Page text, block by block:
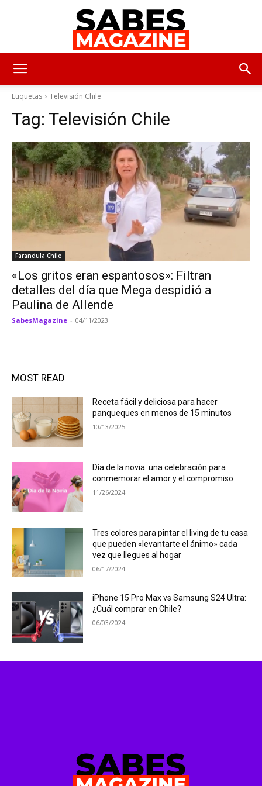
Etiquetas
Televisión Chile
Tag: Televisión Chile
Farandula Chile
«Los gritos eran espantosos»: Filtran
detalles del día que Mega despidió a
Paulina de Allende
SabesMagazine - 04/11/2023
MOST READ
Receta fácil y deliciosa para hacer
panqueques en menos de 15 minutos
10/13/2025
Día de la novia: una celebración para
conmemorar el amor y el compromiso
11/26/2024
Tres colores para pintar el living de tu casa
que pueden «levantarte el ánimo» cada
vez que llegues al hogar
06/17/2024
iPhone 15 Pro Max vs Samsung S24 Ultra:
¿Cuál comprar en Chile?
06/03/2024